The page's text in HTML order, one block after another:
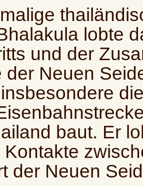
lobte
und der
der Neuen
baut. Er
Kontakte
der Neuen